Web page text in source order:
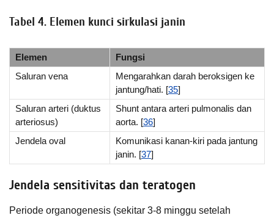
Tabel 4. Elemen kunci sirkulasi janin
Elemen
Fungsi
Saluran vena
Mengarahkan darah beroksigen ke
jantung/hati. [35]
Saluran arteri (duktus
arteriosus)
Shunt antara arteri pulmonalis dan
aorta. [36]
Jendela oval
Komunikasi kanan-kiri pada jantung
janin. [37]
Jendela sensitivitas dan teratogen
Periode organogenesis (sekitar 3-8 minggu setelah